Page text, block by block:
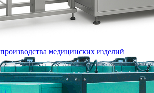
медицинских изделий